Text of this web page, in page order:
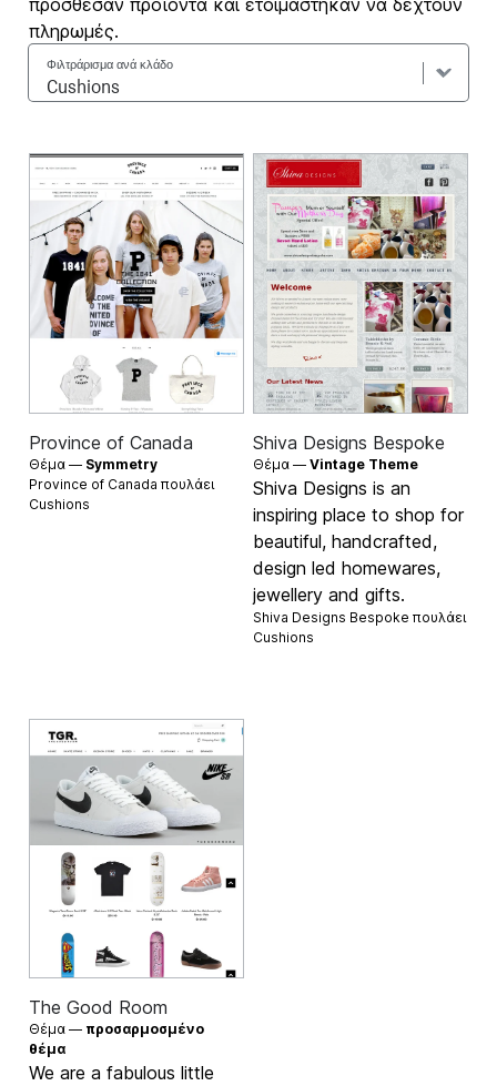
πρόσθεσαν προϊόντα και ετοιμάστηκαν να δεχτούν
πληρωμές.
Φιλτράρισμα ανά κλάδο
Province of Canada
Θέμα — Symmetry
Province of Canada πουλάει
Cushions
Shiva Designs Bespoke
Θέμα — Vintage Theme
Shiva Designs is an
inspiring place to shop for
beautiful, handcrafted,
design led homewares,
jewellery and gifts.
Shiva Designs Bespoke πουλάει
Cushions
The Good Room
Θέμα — προσαρμοσμένο
θέμα
We are a fabulous little